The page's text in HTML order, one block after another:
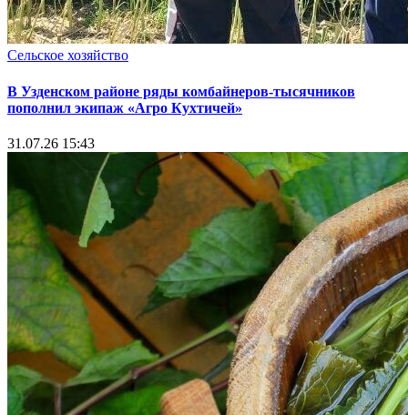
Сельское хозяйство
В Узденском районе ряды комбайнеров-тысячников
пополнил экипаж «Агро Кухтичей»
31.07.26 15:43